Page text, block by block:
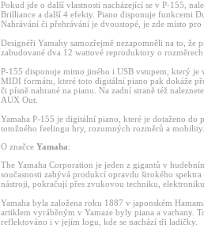
Pokud jde o další vlastnosti nacházející se v P-155,
Brilliance a další 4 efekty. Piano disponuje funkcemi
Nahrávání či přehrávání je dvoustopé, je zde místo
Designéři Yamahy samozřejmě nezapomněli na to,
zabudované dva 12 wattové reproduktory o
P-155 disponuje mimo jiného i USB vstupem, který
MIDI formátu, které toto digitální piano pak dokáže
či písně nahrané na pianu. Na zadní straně též
AUX Out.
Yamaha P-155 je digitální piano, které je dotaženo
totožného feelingu hry, rozumných rozměrů a mobility.
O značce Yamaha:
The Yamaha Corporation je jeden z gigantů v
současnosti zabývá produkcí opravdu širokého
nástroji, pokračují přes zvukovou techniku,
Yamaha byla založena roku 1887 v japonském
artiklem vyráběným v Yamaze byly piana a varhany.
reflektováno i v jejím logu, kde se nachází tři ladičky.